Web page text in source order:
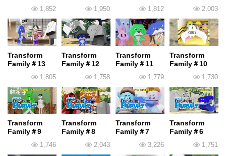
1,852 1,950 1,812 2,003
Transform
Family＃13
1,805
Transform
Family＃12
1,758
Transform
Family＃11
1,779
Transform
Family＃10
1,730
Transform
Family＃9
1,746
Transform
Family＃8
2,043
Transform
Family＃7
3,226
Transform
Family＃6
1,751